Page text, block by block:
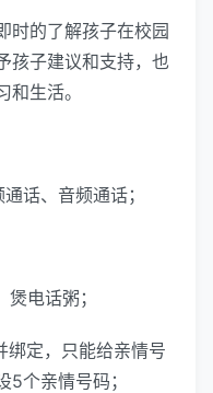
时的了解孩子在校园
孩子建议和支持，也
生活。
话、音频通话；
电话粥；
绑定，只能给亲情号
个亲情号码；